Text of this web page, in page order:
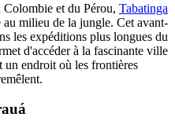
et du Pérou, Tabatinga
milieu de la jungle. Cet avant-
les expéditions plus longues du
d'accéder à la fascinante ville
endroit où les frontières